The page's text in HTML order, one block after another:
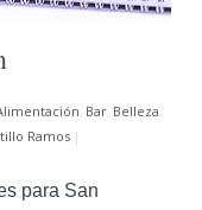
Bar, Belleza
Ramos|
para San